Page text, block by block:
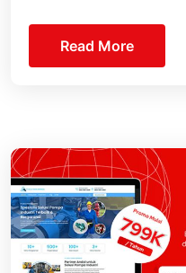
Read More